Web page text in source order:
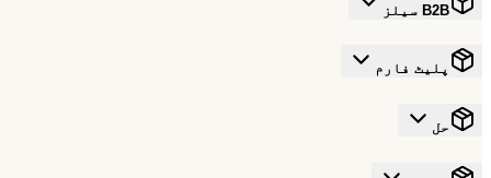
B2B سیلز
پلیٹ فارم
حل